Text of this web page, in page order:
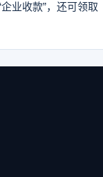
业收款”，还可领取